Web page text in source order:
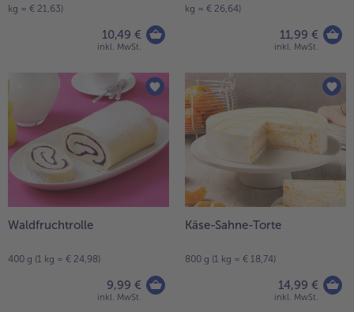
kg = € 21,63)
10,49 €
inkl. MwSt.
kg = € 26,64)
11,99 €
inkl. MwSt.
Waldfruchtrolle
400 g (1 kg = € 24,98)
9,99 €
inkl. MwSt.
Käse-Sahne-Torte
800 g (1 kg = € 18,74)
14,99 €
inkl. MwSt.